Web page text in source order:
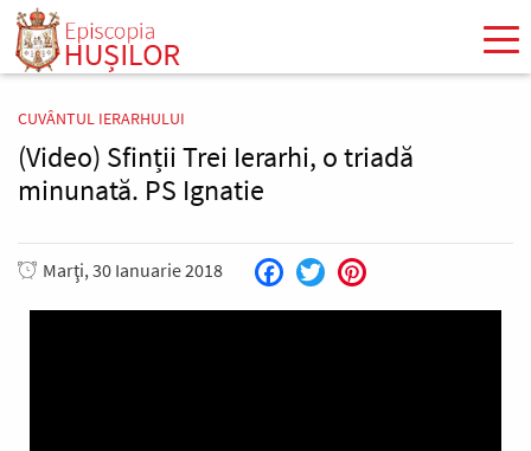
Mergi
conţinutul
CUVÂNTUL IERARHULUI
(Video) Sfinții Trei Ierarhi, o triadă
minunată. PS Ignatie
Marţi, 30 Ianuarie 2018 Facebook
Twitter